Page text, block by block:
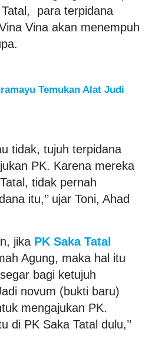
para terpidana
Vina akan menempuh
Temukan Alat Judi
tidak, tujuh terpidana
PK. Karena mereka
tidak pernah
itu,’’ ujar Toni, Ahad
jika PK Saka Tatal
Agung, maka hal itu
bagi ketujuh
novum (bukti baru)
mengajukan PK.
di PK Saka Tatal dulu,’’